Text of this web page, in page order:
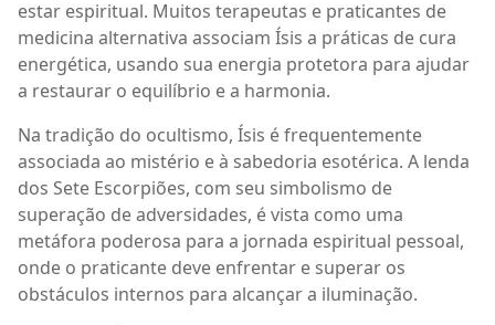
estar espiritual. Muitos terapeutas e praticantes de
medicina alternativa associam Ísis a práticas de cura
energética, usando sua energia protetora para ajudar
a restaurar o equilíbrio e a harmonia.
Na tradição do ocultismo, Ísis é frequentemente
associada ao mistério e à sabedoria esotérica. A lenda
dos Sete Escorpiões, com seu simbolismo de
superação de adversidades, é vista como uma
metáfora poderosa para a jornada espiritual pessoal,
onde o praticante deve enfrentar e superar os
obstáculos internos para alcançar a iluminação.